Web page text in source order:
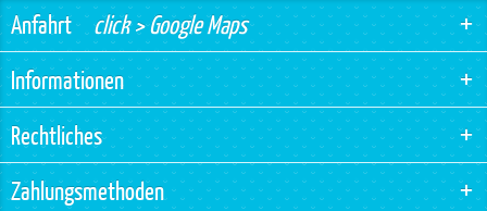
Anfahrtclick > Google Maps
Informationen
Rechtliches
Zahlungsmethoden